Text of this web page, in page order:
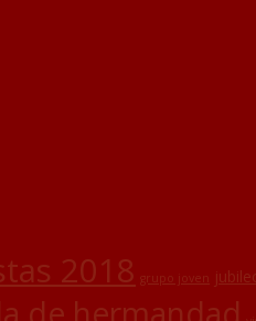
2018 grupo joven